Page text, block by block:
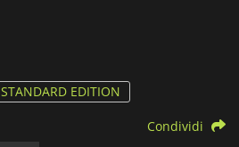
STANDARD EDITION
Condividi